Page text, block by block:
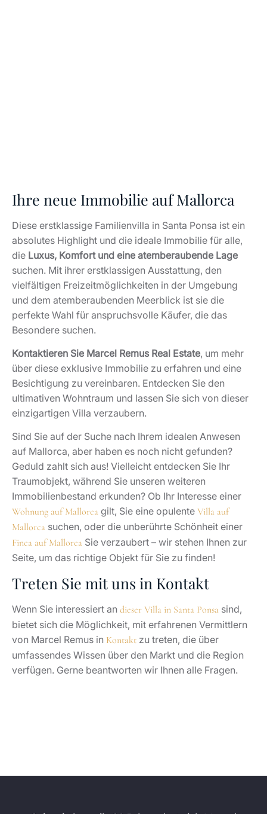
Ihre neue Immobilie auf Mallorca
Diese erstklassige Familienvilla in Santa Ponsa ist ein
absolutes Highlight und die ideale Immobilie für alle,
die Luxus, Komfort und eine atemberaubende Lage
suchen. Mit ihrer erstklassigen Ausstattung, den
vielfältigen Freizeitmöglichkeiten in der Umgebung
und dem atemberaubenden Meerblick ist sie die
perfekte Wahl für anspruchsvolle Käufer, die das
Besondere suchen.
Kontaktieren Sie Marcel Remus Real Estate, um mehr
über diese exklusive Immobilie zu erfahren und eine
Besichtigung zu vereinbaren. Entdecken Sie den
ultimativen Wohntraum und lassen Sie sich von dieser
einzigartigen Villa verzaubern.
Sind Sie auf der Suche nach Ihrem idealen Anwesen
auf Mallorca, aber haben es noch nicht gefunden?
Geduld zahlt sich aus! Vielleicht entdecken Sie Ihr
Traumobjekt, während Sie unseren weiteren
Immobilienbestand erkunden? Ob Ihr Interesse einer
Wohnung auf Mallorca gilt, Sie eine opulente Villa auf
Mallorca suchen, oder die unberührte Schönheit einer
Finca auf Mallorca Sie verzaubert – wir stehen Ihnen zur
Seite, um das richtige Objekt für Sie zu finden!
Treten Sie mit uns in Kontakt
Wenn Sie interessiert an dieser Villa in Santa Ponsa sind,
bietet sich die Möglichkeit, mit erfahrenen Vermittlern
von Marcel Remus in Kontakt zu treten, die über
umfassendes Wissen über den Markt und die Region
verfügen. Gerne beantworten wir Ihnen alle Fragen.